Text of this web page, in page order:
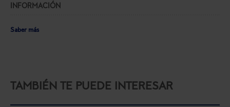
INFORMACIÓN
Saber más
TAMBIÉN TE PUEDE INTERESAR